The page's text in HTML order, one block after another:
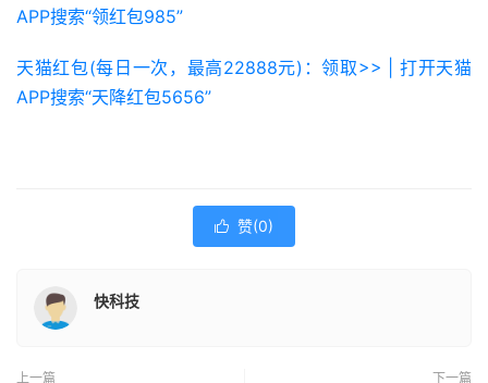
APP搜索“领红包985”
天猫红包(每日一次，最高22888元)：领取>> | 打开天猫
APP搜索“天降红包5656”
 赞(0)
快科技
上一篇 下一篇